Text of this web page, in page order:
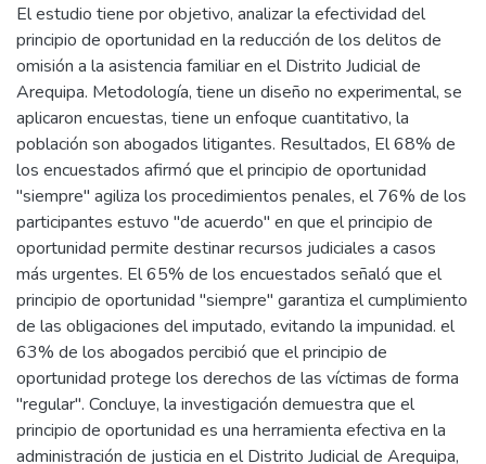
El estudio tiene por objetivo, analizar la efectividad del
principio de oportunidad en la reducción de los delitos de
omisión a la asistencia familiar en el Distrito Judicial de
Arequipa. Metodología, tiene un diseño no experimental, se
aplicaron encuestas, tiene un enfoque cuantitativo, la
población son abogados litigantes. Resultados, El 68% de
los encuestados afirmó que el principio de oportunidad
"siempre" agiliza los procedimientos penales, el 76% de los
participantes estuvo "de acuerdo" en que el principio de
oportunidad permite destinar recursos judiciales a casos
más urgentes. El 65% de los encuestados señaló que el
principio de oportunidad "siempre" garantiza el cumplimiento
de las obligaciones del imputado, evitando la impunidad. el
63% de los abogados percibió que el principio de
oportunidad protege los derechos de las víctimas de forma
"regular". Concluye, la investigación demuestra que el
principio de oportunidad es una herramienta efectiva en la
administración de justicia en el Distrito Judicial de Arequipa,